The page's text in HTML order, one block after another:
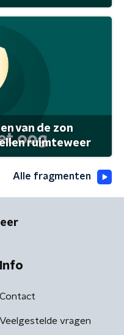
van de zon
ruimteweer
Alle fragmenten
Info
Contact
Veelgestelde vragen